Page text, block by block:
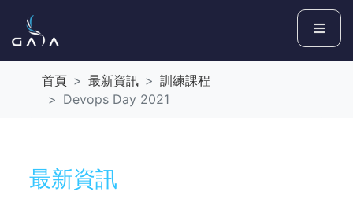
首頁 最新資訊
訓練課程
Devops Day 2021
最新資訊